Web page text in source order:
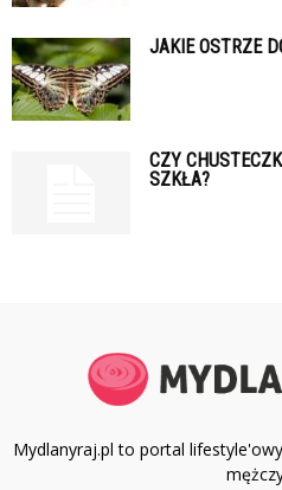
JAKIE OSTRZE
CZY
SZKŁA?
Mydlanyraj.pl to portal